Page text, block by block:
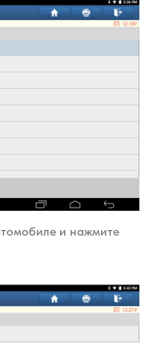
и нажмите